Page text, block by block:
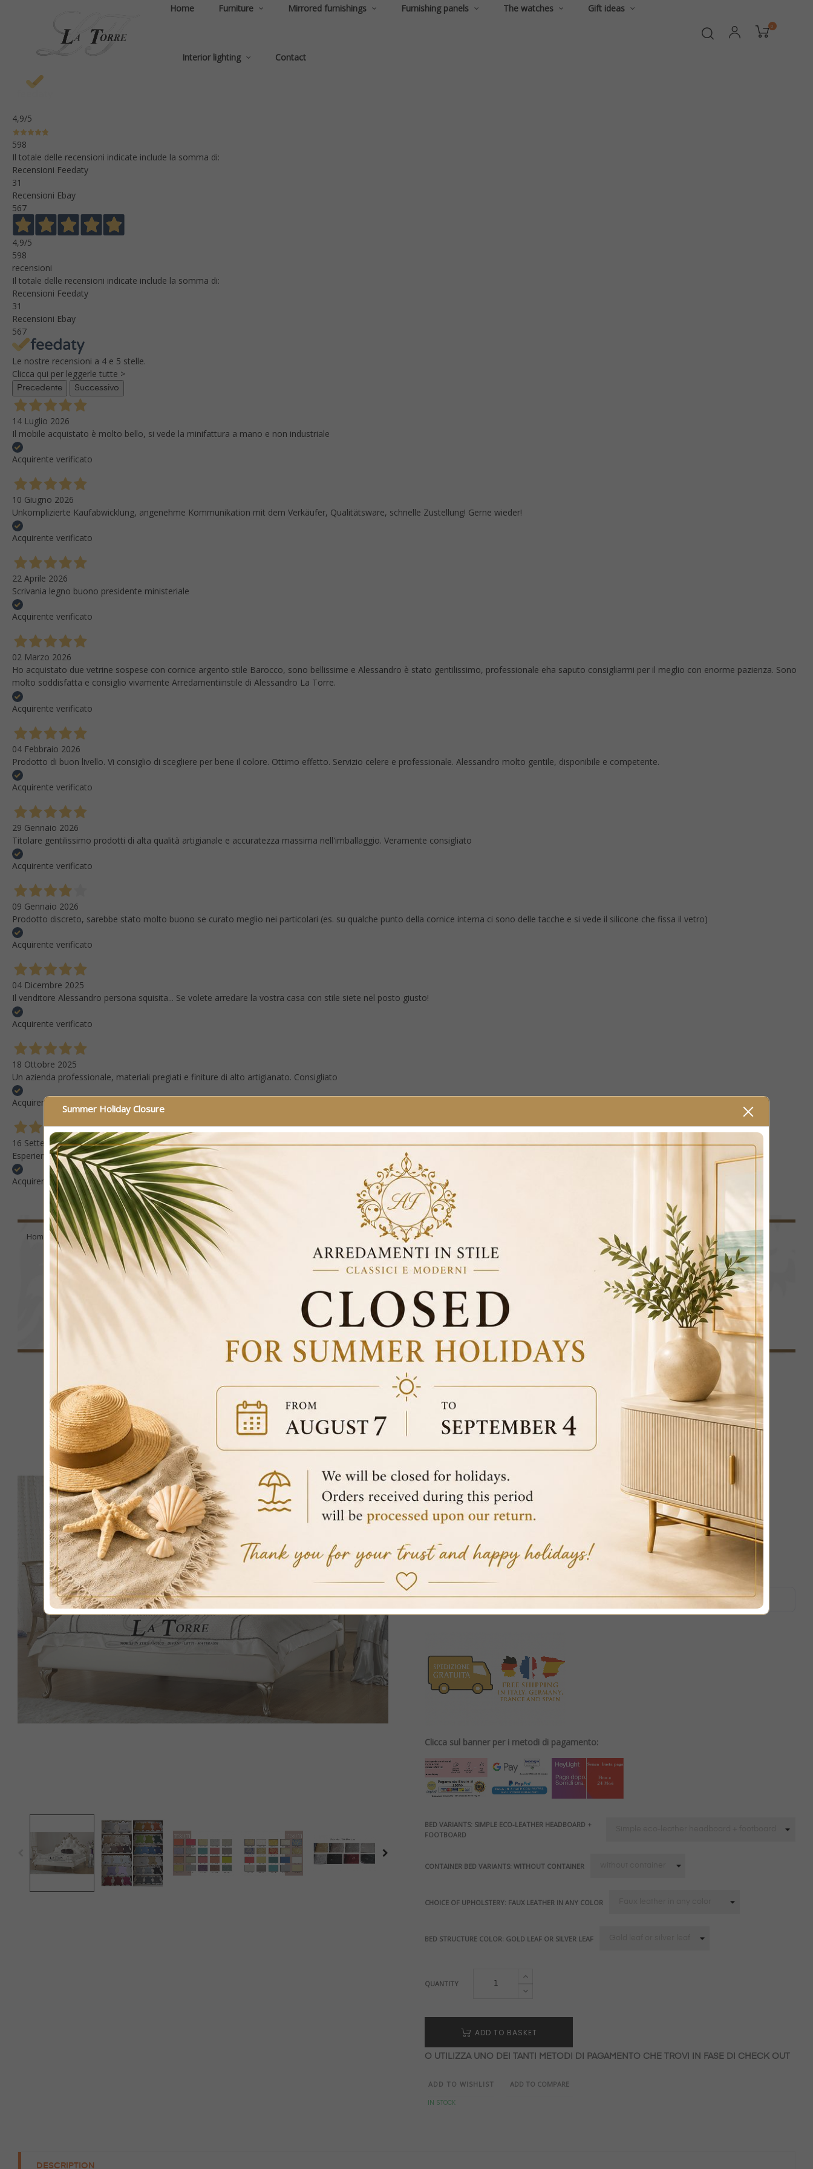
Summer Holiday Closure
Home Furniture Mirrored furnishings Furnishing panels The watches Gift ideas
Interior lighting Contact
0
4,9/5
598
Il totale delle recensioni indicate include la somma di:
Recensioni Feedaty
31
Recensioni Ebay
567
4,9/5
598
recensioni
Il totale delle recensioni indicate include la somma di:
Recensioni Feedaty
31
Recensioni Ebay
567
Le nostre recensioni a 4 e 5 stelle.
Clicca qui per leggerle tutte >
Precedente Successivo
14 Luglio 2026
Il mobile acquistato è molto bello, si vede la minifattura a mano e non industriale
Acquirente verificato
10 Giugno 2026
Unkomplizierte Kaufabwicklung, angenehme Kommunikation mit dem Verkäufer, Qualitätsware, schnelle Zustellung! Gerne wieder!
Acquirente verificato
22 Aprile 2026
Scrivania legno buono presidente ministeriale
Acquirente verificato
02 Marzo 2026
Ho acquistato due vetrine sospese con cornice argento stile Barocco, sono bellissime e Alessandro è stato gentilissimo, professionale eha saputo consigliarmi per il meglio con enorme pazienza. Sono
molto soddisfatta e consiglio vivamente Arredamentiinstile di Alessandro La Torre.
Acquirente verificato
04 Febbraio 2026
Prodotto di buon livello. Vi consiglio di scegliere per bene il colore. Ottimo effetto. Servizio celere e professionale. Alessandro molto gentile, disponibile e competente.
Acquirente verificato
29 Gennaio 2026
Titolare gentilissimo prodotti di alta qualità artigianale e accuratezza massima nell'imballaggio. Veramente consigliato
Acquirente verificato
09 Gennaio 2026
Prodotto discreto, sarebbe stato molto buono se curato meglio nei particolari (es. su qualche punto della cornice interna ci sono delle tacche e si vede il silicone che fissa il vetro)
Acquirente verificato
04 Dicembre 2025
Il venditore Alessandro persona squisita... Se volete arredare la vostra casa con stile siete nel posto giusto!
Acquirente verificato
18 Ottobre 2025
Un azienda professionale, materiali pregiati e finiture di alto artigianato. Consigliato
Acquirente verificato
16 Settembre 2025
Esperienza positiva Consiglio questo venditore
Acquirente verificato
Home Furniture Beds King Size King Size Baroque King size double bed Baroque container faux leather wood silver gold Valentina
KING SIZE DOUBLE BED BAROQUE CONTAINER FAUX LEATHER
WOOD SILVER GOLD VALENTINA
100% secure payments
VAT included
Clicca sul banner per i metodi di pagamento:
BED VARIANTS: SIMPLE ECO-LEATHER HEADBOARD +
FOOTBOARD
CONTAINER BED VARIANTS: WITHOUT CONTAINER
CHOICE OF UPHOLSTERY: FAUX LEATHER IN ANY COLOR
BED STRUCTURE COLOR: GOLD LEAF OR SILVER LEAF
QUANTITY
ADD TO BASKET
O UTILIZZA UNO DEI TANTI METODI DI PAGAMENTO CHE TROVI IN FASE DI CHECK OUT
ADD TO WISHLIST ADD TO COMPARE
IN STOCK
DESCRIPTION